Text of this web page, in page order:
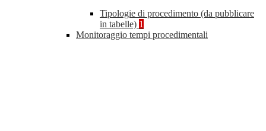
Tipologie di procedimento (da pubblicare
in tabelle) 1
Monitoraggio tempi procedimentali